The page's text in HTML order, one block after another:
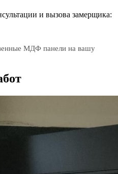
и вызова замерщика:
МДФ панели на вашу